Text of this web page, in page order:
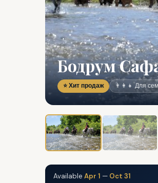
Бодрум
⭐ Хит продаж 👨‍👩‍👧 Для
Available Apr 1 — Oct 31